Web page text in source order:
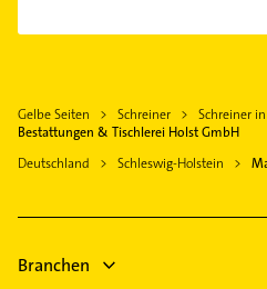
Oldenburg in Holstein
Schönberg (Holstein)
Ratekau
Elektroinstallation
Hausarzt
Arzt
Gelbe Seiten Schreiner
Schreiner
Bestattungen & Tischlerei Holst GmbH
Deutschland
Schleswig-Holstein
Branchen